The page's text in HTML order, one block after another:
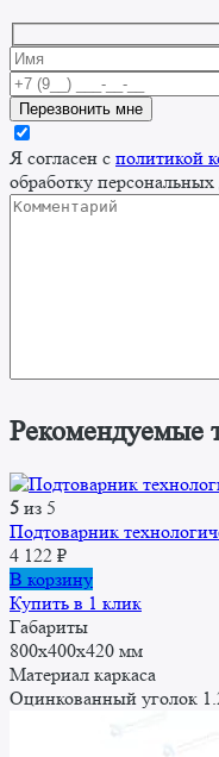
Я согласен с политикой
обработку
Рекомендуемые
5 из 5
Подтоварник
4 122 ₽
В корзину
Купить в 1 клик
Габариты
800x400x420 мм
Материал каркаса
Оцинкованный уголок